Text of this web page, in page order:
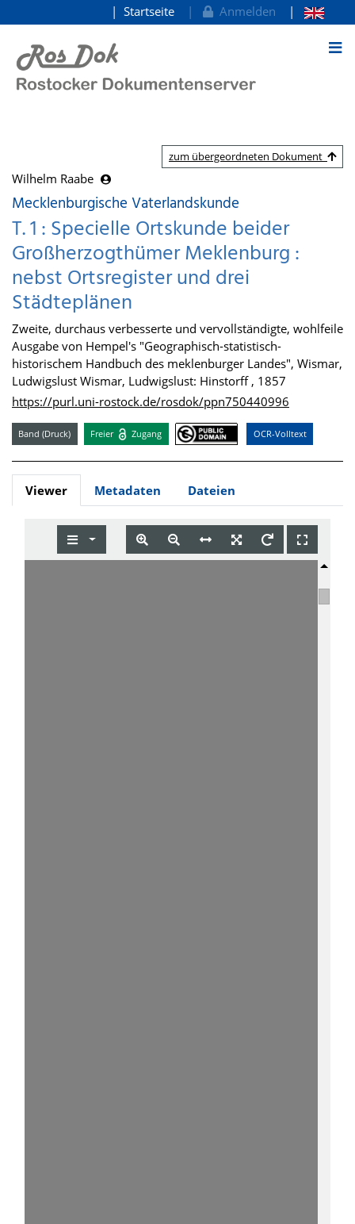
zum Inhalt
Startseite Anmelden
zum übergeordneten Dokument
Wilhelm Raabe
Mecklenburgische Vaterlandskunde
T. 1 : Specielle Ortskunde beider
Großherzogthümer Meklenburg :
nebst Ortsregister und drei
Städteplänen
Zweite, durchaus verbesserte und vervollständigte, wohlfeile
Ausgabe von Hempel's "Geographisch-statistisch-
historischem Handbuch des meklenburger Landes", Wismar,
Ludwigslust Wismar, Ludwigslust: Hinstorff , 1857
https://purl.uni-rostock.de/rosdok/ppn750440996
Band (Druck) Freier Zugang OCR-Volltext
Viewer Metadaten Dateien